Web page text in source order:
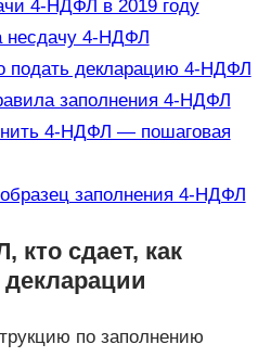
4-НДФЛ в 2019 году
4-НДФЛ
подать декларацию 4-НДФЛ
заполнения 4-НДФЛ
4-НДФЛ — пошаговая
заполнения 4-НДФЛ
кто сдает, как
по заполнению